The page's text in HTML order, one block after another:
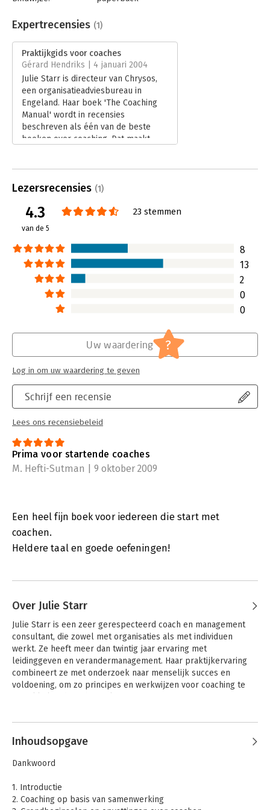
Uitgever:
Boom
Verschijningsdatum:
Hoofdrubriek: Coaching en trainen
Expertrecensies (1)
Praktijkgids voor coaches
Gérard Hendriks | 4 januari 2004
Julie Starr is directeur van Chrysos,
een organisatieadviesbureau in
Engeland. Haar boek 'The Coaching
Manual' wordt in recensies
beschreven als één van de beste
boeken over coaching. Dat maakt
wijze de grondbeginselen, het proces
gesprek' worden behandeld.
Lees verder
Lezersrecensies (1)
4.3
van de 5
23 stemmen
8
13
2
0
0
Schrijf een recensie
Lees ons recensiebeleid
Uw waardering ?
Log in om uw waardering te geven
Prima voor startende coaches
M. Hefti-Sutman | 9 oktober 2009
Een heel fijn boek voor iedereen die start met
coachen.
Heldere taal en goede oefeningen!
Over Julie Starr
Julie Starr is een zeer gerespecteerd coach en management
consultant, die zowel met organisaties als met individuen
werkt. Ze heeft meer dan twintig jaar ervaring met
leidinggeven en verandermanagement. Haar praktijkervaring
combineert ze met onderzoek naar menselijk succes en
voldoening, om zo principes en werkwijzen voor coaching te
Andere boeken door Julie Starr
Inhoudsopgave
Dankwoord
1. Introductie
2. Coaching op basis van samenwerking